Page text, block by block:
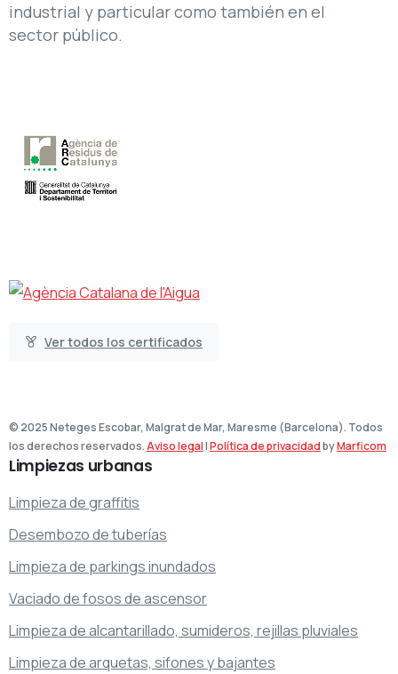
industrial y particular como también en el
sector público.
Ver todos los certificados
© 2025 Neteges Escobar, Malgrat de Mar, Maresme (Barcelona). Todos
los derechos reservados.Aviso legal|Política de privacidadbyMarficom
Limpiezas urbanas
Limpieza de graffitis
Desembozo de tuberías
Limpieza de parkings inundados
Vaciado de fosos de ascensor
Limpieza de alcantarillado, sumideros, rejillas pluviales
Limpieza de arquetas, sifones y bajantes